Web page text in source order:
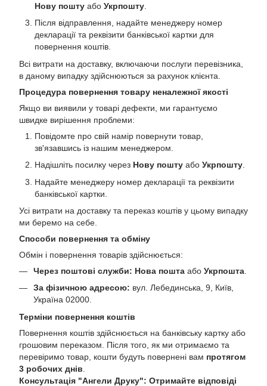
Нову пошту або Укрпошту
Після відправлення, надайте менеджеру номер
декларації та реквізити банківської картки для
повернення коштів.
Всі витрати на доставку, включаючи послуги перевізника,
в даному випадку здійснюються за рахунок клієнта.
Процедура повернення товару неналежної якості
Якщо ви виявили у товарі дефекти, ми гарантуємо
швидке вирішення проблеми:
Повідомте про свій намір повернути товар,
зв'язавшись із нашим менеджером.
Надішліть посилку через Нову пошту або Укрпошту.
Надайте менеджеру номер декларації та реквізити
банківської картки.
Усі витрати на доставку та переказ коштів у цьому випадку
ми беремо на себе.
Способи повернення та обміну
Обмін і повернення товарів здійснюється:
Через поштові служби: Нова пошта або Укрпошта
За фізичною адресою: вул. Лебединська, 9, Київ,
Україна 02000.
Терміни повернення коштів
Повернення коштів здійснюється на банківську картку або
грошовим переказом. Після того, як ми отримаємо та
перевіримо товар, кошти будуть повернені вам протягом
3 робочих днів
Консультація "Ангели Друку": Отримайте відповіді